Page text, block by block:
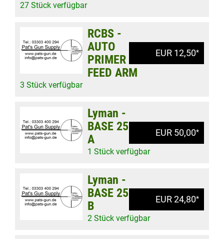
27 Stück verfügbar
EUR 12,50*
RCBS -
AUTO
PRIMER
FEED ARM
3 Stück verfügbar
EUR 50,00*
Lyman -
BASE 25
A
1 Stück verfügbar
EUR 24,80*
Lyman -
BASE 25
B
2 Stück verfügbar